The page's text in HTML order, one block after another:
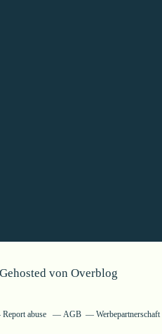
von Overblog
Report abuse AGB Werbepartnerschaft